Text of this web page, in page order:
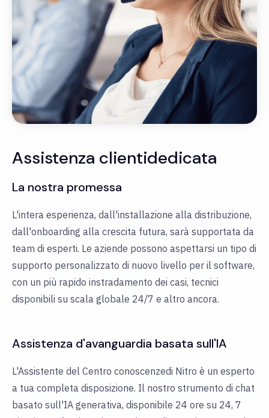
Assistenza clientidedicata
La nostra promessa
L'intera esperienza, dall'installazione alla distribuzione,
dall'onboarding alla crescita futura, sarà supportata da
team di esperti. Le aziende possono aspettarsi un tipo di
supporto personalizzato di nuovo livello per il software,
con un più rapido instradamento dei casi, tecnici
disponibili su scala globale 24/7 e altro ancora.
Assistenza d'avanguardia basata sull'IA
L'Assistente del Centro conoscenzedi Nitro è un esperto
a tua completa disposizione. Il nostro strumento di chat
basato sull'IA generativa, disponibile 24 ore su 24, 7